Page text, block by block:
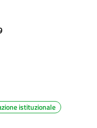
istituzionale